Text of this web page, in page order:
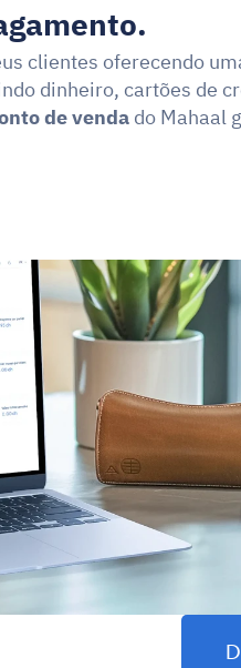
clientes oferecendo
dinheiro, cartões de
de venda do Mahaal